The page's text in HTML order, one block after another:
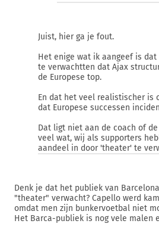
Juist, hier ga je fout.
Het enige wat ik aangeef is
te verwachtten dat Ajax
de Europese top.
En dat het veel realistischer is
dat Europese successen
Dat ligt niet aan de coach of
veel wat, wij als supporters
aandeel in door 'theater' te
Denk je dat het publiek van
"theater" verwacht? Capello werd
omdat men zijn bunkervoetbal niet
Het Barca-publiek is nog vele malen